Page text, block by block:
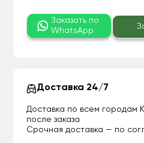
Заказать по
WhatsApp
Доставка 24/7
Доставка по всем городам
после заказа
Срочная доставка — по